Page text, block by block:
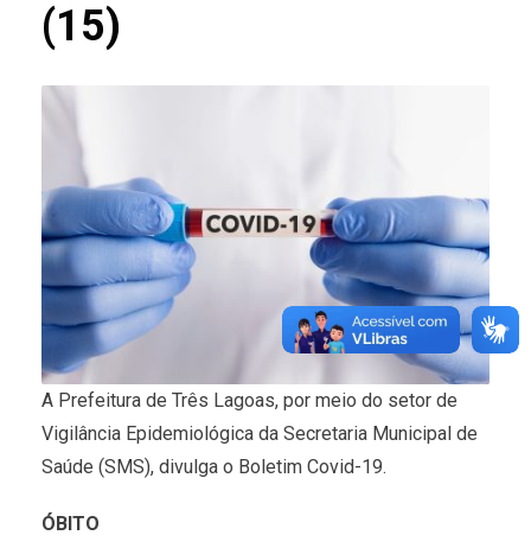
(15)
A Prefeitura de Três Lagoas, por meio do setor de
Vigilância Epidemiológica da Secretaria Municipal de
Saúde (SMS), divulga o Boletim Covid-19.
ÓBITO